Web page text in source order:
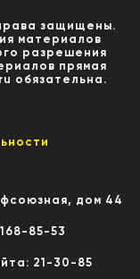
защищены.
материалов
разрешения
прямая
обязательна.
дом 44
85-53
21-30-85